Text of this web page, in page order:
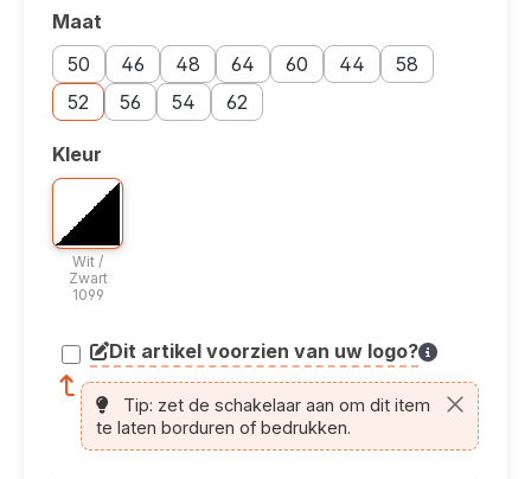
Selecteer
Maat
50
Maatoptie: 50
46
Maatoptie: 46
48
Maatoptie: 48
64
Maatoptie: 64
60
Maatoptie: 60
44
Maatoptie: 44
58
Maatoptie: 58
52
Maatoptie: 52
56
Maatoptie: 56
54
Maatoptie: 54
62
Maatoptie: 62
Selecteer
Kleur
Bicolor optie: Wit / Zwart 1099
Wit /
Zwart
1099
Dit artikel voorzien van uw logo?
article.printing.helptext
Tip: zet de schakelaar aan om dit item
te laten borduren of bedrukken.